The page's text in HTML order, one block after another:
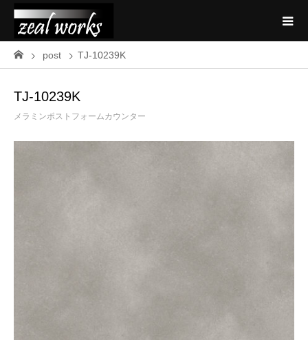
post TJ-10239K
TJ-10239K
メラミンポストフォームカウンター